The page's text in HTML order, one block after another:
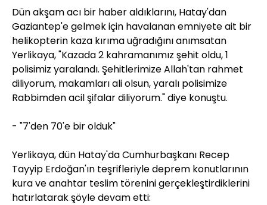
Dün akşam acı bir haber aldıklarını, Hatay'dan
Gaziantep'e gelmek için havalanan emniyete ait bir
helikopterin kaza kırıma uğradığını anımsatan
Yerlikaya, "Kazada 2 kahramanımız şehit oldu, 1
polisimiz yaralandı. Şehitlerimize Allah'tan rahmet
diliyorum, makamları ali olsun, yaralı polisimize
Rabbimden acil şifalar diliyorum." diye konuştu.
- "7'den 70'e bir olduk"
Yerlikaya, dün Hatay'da Cumhurbaşkanı Recep
Tayyip Erdoğan'ın teşrifleriyle deprem konutlarının
kura ve anahtar teslim törenini gerçekleştirdiklerini
hatırlatarak şöyle devam etti: